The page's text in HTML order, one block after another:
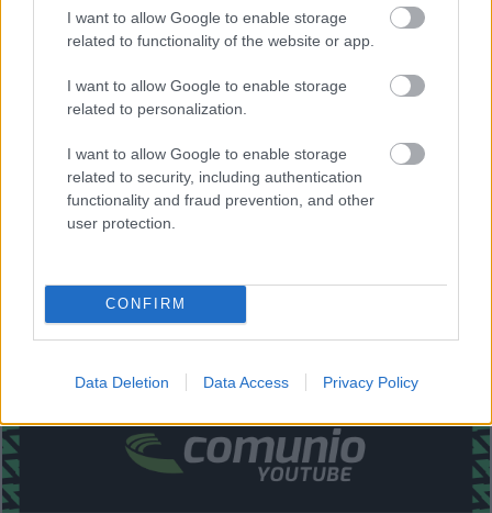
I want to allow Google to enable storage
related to functionality of the website or app.
I want to allow Google to enable storage
related to personalization.
I want to allow Google to enable storage
related to security, including authentication
functionality and fraud prevention, and other
user protection.
CONFIRM
Data Deletion Data Access Privacy Policy
Estos jugadores son duda:
en el once por la sanción de Marcos Alonso. Carreira,
suplente en el último partido, puede ser titular para darle
pisotón en el encuentro ante el Sevilla. Borja Iglesias y
Alfon deberían ser titulares tras ser suplentes contra los
hispalenses, al igual que Fran Beltrán y Sotelo en el centro
¿Aún no juegas a Comunio? Regístrate, ¡gratis!